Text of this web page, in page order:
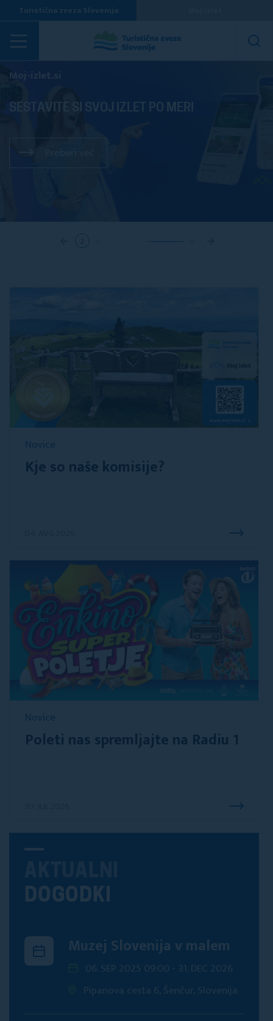
Turistična zveza Slovenija
Prvi terenski ogledi turističnih krajev in doživetij
KJE SO NAŠE KOMISIJE?SESTAVITE SI SVOJ IZLET PO MERI
Novice
Kje so naše komisije?
Novice
Poleti nas spremljajte na Radiu 1
DOGODKI
Muzej Slovenija v malem
06. SEP 2025 09:00 - 31. DEC 2026
Pipanova cesta 6, Šenčur, Slovenija